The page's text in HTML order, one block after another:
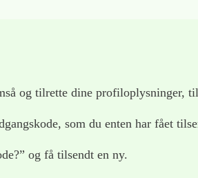
og tilrette dine profiloplysninger,
som du enten har fået
og få tilsendt en ny.